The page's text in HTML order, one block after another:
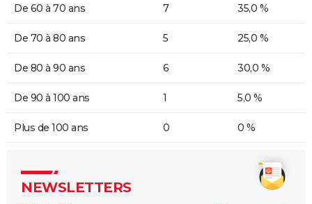
De 60 à 70 ans 7 35,0 %
De 70 à 80 ans 5 25,0 %
De 80 à 90 ans 6 30,0 %
De 90 à 100 ans 1 5,0 %
Plus de 100 ans 0 0 %
NEWSLETTERS